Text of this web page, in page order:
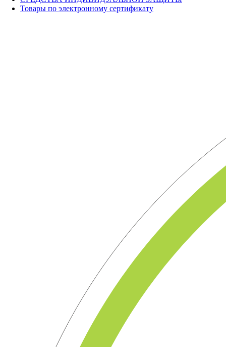
Товары по электронному сертификату